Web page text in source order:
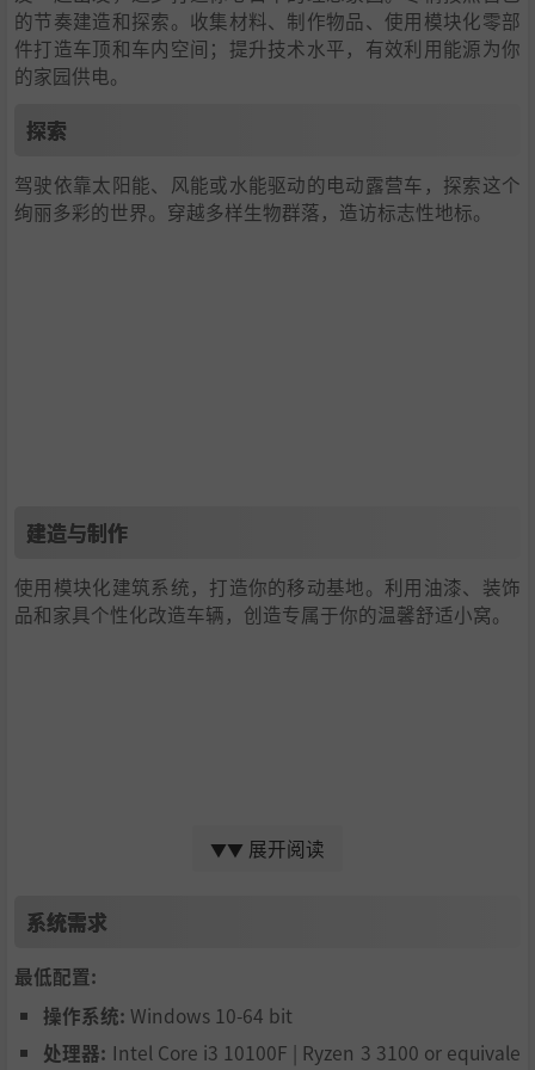
的节奏建造和探索。收集材料、制作物品、使用模块化零部
件打造车顶和车内空间；提升技术水平，有效利用能源为你
的家园供电。
探索
驾驶依靠太阳能、风能或水能驱动的电动露营车，探索这个
绚丽多彩的世界。穿越多样生物群落，造访标志性地标。
建造与制作
使用模块化建筑系统，打造你的移动基地。利用油漆、装饰
品和家具个性化改造车辆，创造专属于你的温馨舒适小窝。
种植
打造花园，种植各类植物和蘑菇。鲜食烹饪随心选择，在旅
途中时刻保持健康。
▼▼ 展开阅读
系统需求
最低配置:
操作系统: Windows 10-64 bit
处理器: Intel Core i3 10100F | Ryzen 3 3100 or equivale